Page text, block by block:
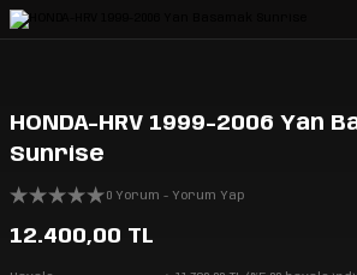
HONDA-HRV 1999-2006 Yan
Sunrise
0 Yorum - Yorum Yap
12.400,00 TL